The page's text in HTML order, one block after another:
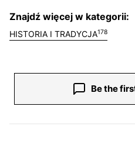
Znajdź więcej w kategorii:
HISTORIA I TRADYCJA178
Be the